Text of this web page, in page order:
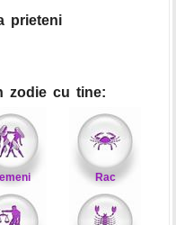
prieteni
zodie cu tine:
Rac